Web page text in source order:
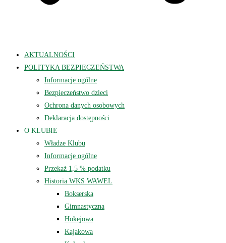
AKTUALNOŚCI
POLITYKA BEZPIECZEŃSTWA
Informacje ogólne
Bezpieczeństwo dzieci
Ochrona danych osobowych
Deklaracja dostępności
O KLUBIE
Władze Klubu
Informacje ogólne
Przekaż 1,5 % podatku
Historia WKS WAWEL
Bokserska
Gimnastyczna
Hokejowa
Kajakowa